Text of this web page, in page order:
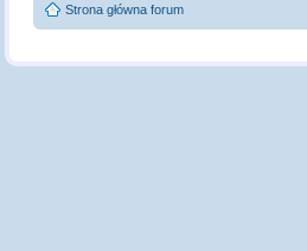
Strona główna forum